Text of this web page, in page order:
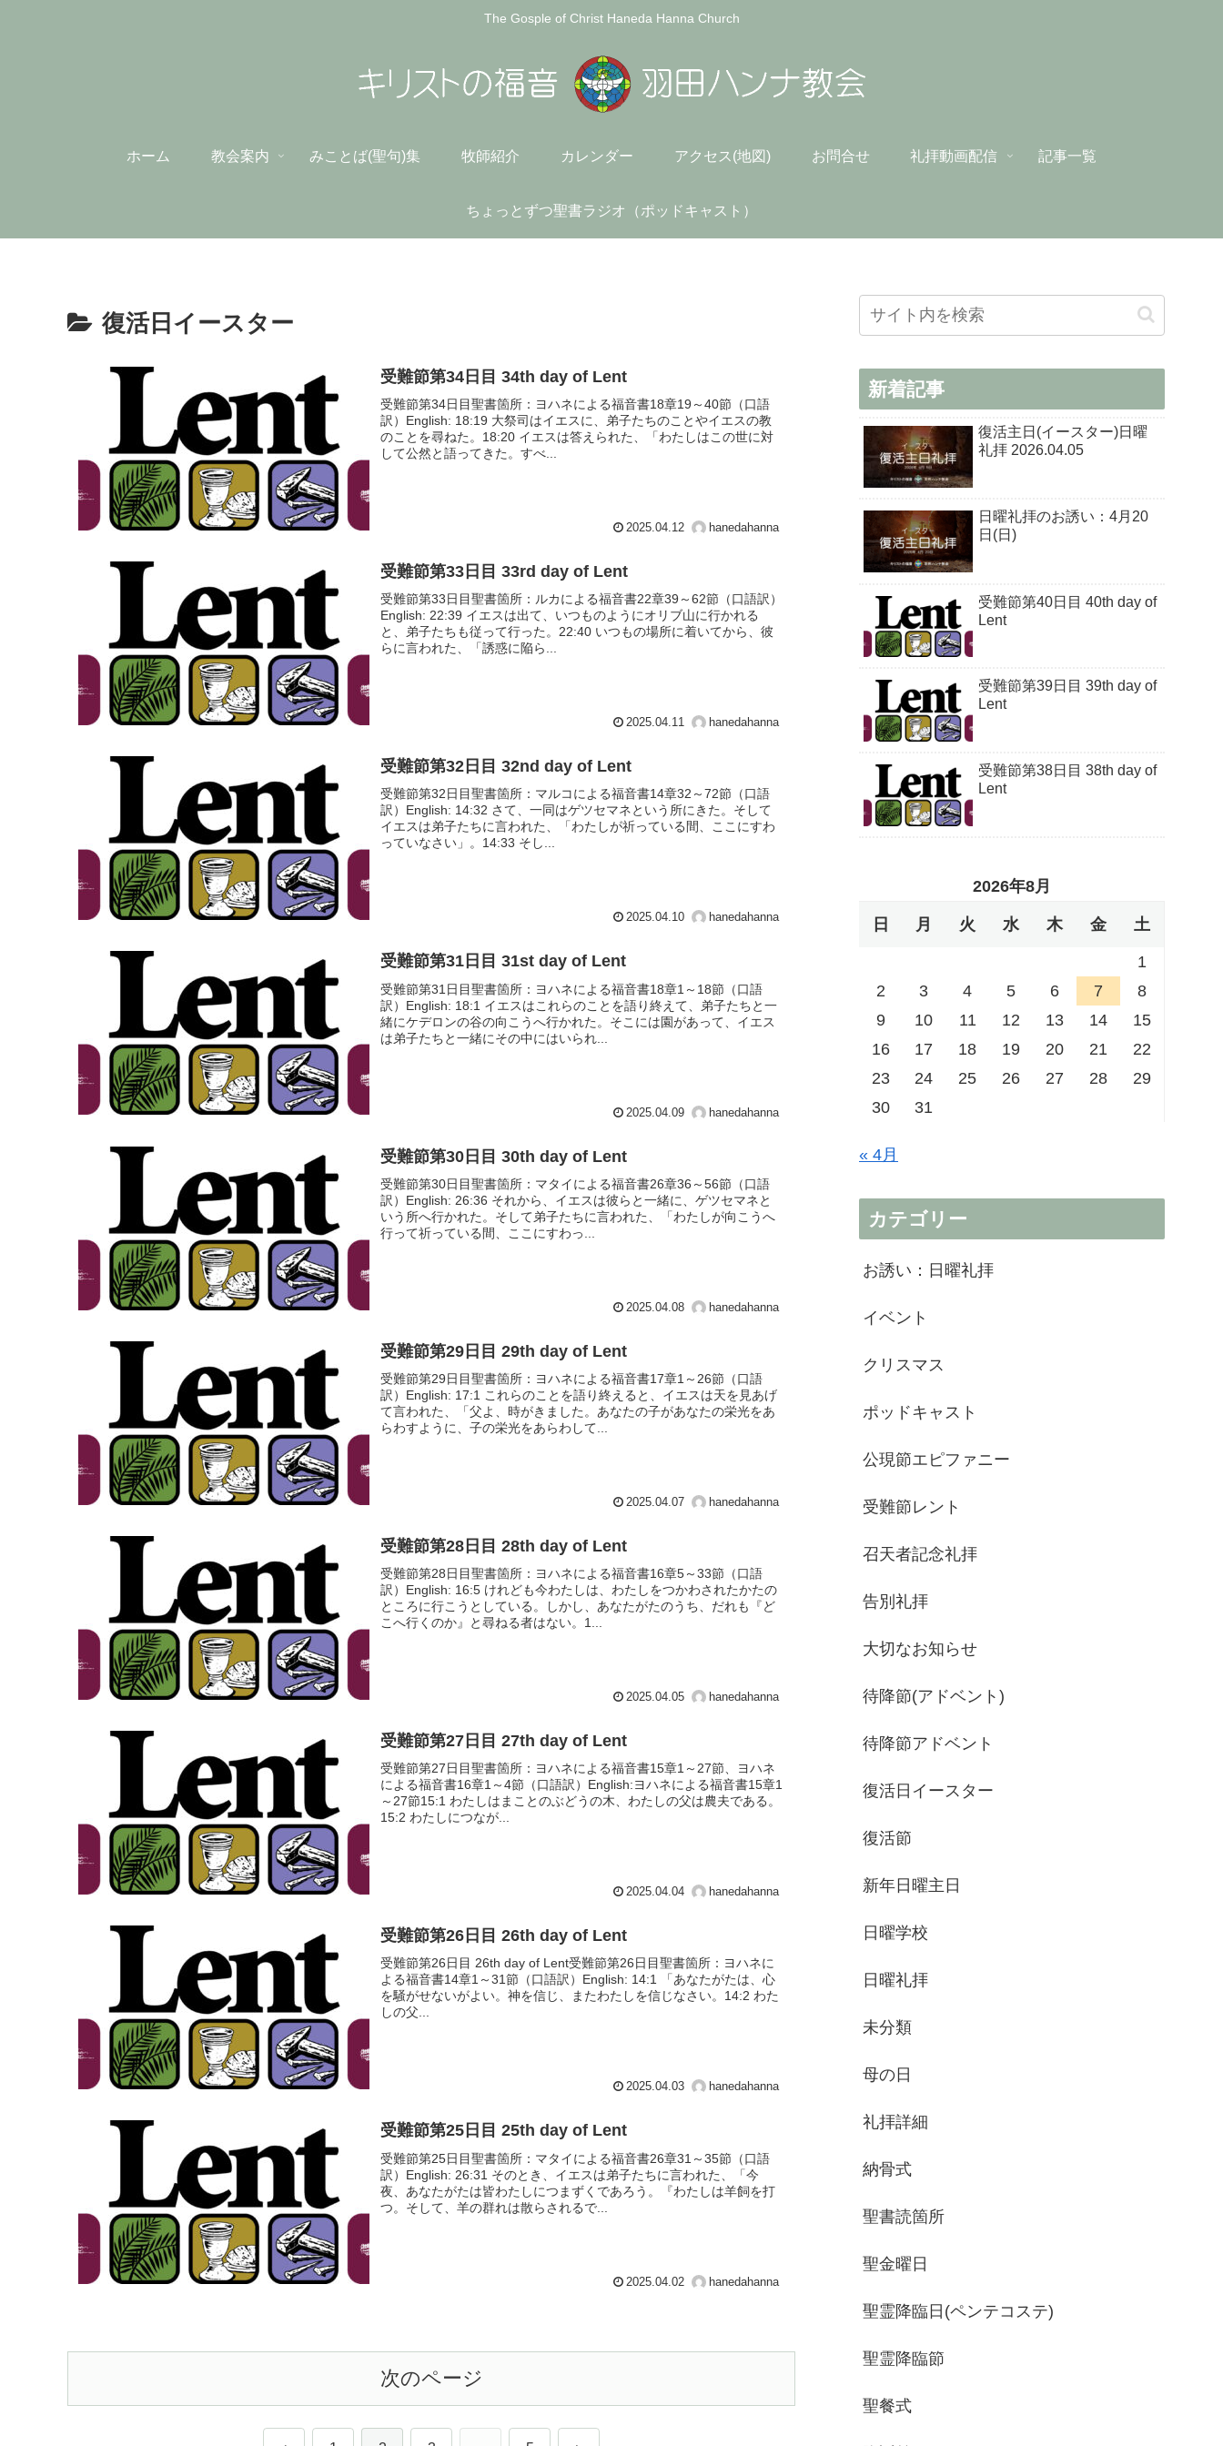
The Gosple of Christ Haneda Hanna Church
ホーム 教会案内 みことば(聖句)集 牧師紹介 カレンダー アクセス(地図) お問合せ 礼拝動画配信 記事一覧
ちょっとずつ聖書ラジオ（ポッドキャスト）
復活日イースター
受難節第34日目 34th day of Lent
受難節第34日目聖書箇所：ヨハネによる福音書18章19～40節（口語
訳）English: 18:19 大祭司はイエスに、弟子たちのことやイエスの教
のことを尋ねた。18:20 イエスは答えられた、「わたしはこの世に対
して公然と語ってきた。すべ...
2025.04.12 hanedahanna
受難節第33日目 33rd day of Lent
受難節第33日目聖書箇所：ルカによる福音書22章39～62節（口語訳）
English: 22:39 イエスは出て、いつものようにオリブ山に行かれる
と、弟子たちも従って行った。22:40 いつもの場所に着いてから、彼
らに言われた、「誘惑に陥ら...
2025.04.11 hanedahanna
受難節第32日目 32nd day of Lent
受難節第32日目聖書箇所：マルコによる福音書14章32～72節（口語
訳）English: 14:32 さて、一同はゲツセマネという所にきた。そして
イエスは弟子たちに言われた、「わたしが祈っている間、ここにすわ
っていなさい」。14:33 そし...
2025.04.10 hanedahanna
受難節第31日目 31st day of Lent
受難節第31日目聖書箇所：ヨハネによる福音書18章1～18節（口語
訳）English: 18:1 イエスはこれらのことを語り終えて、弟子たちと一
緒にケデロンの谷の向こうへ行かれた。そこには園があって、イエス
は弟子たちと一緒にその中にはいられ...
2025.04.09 hanedahanna
受難節第30日目 30th day of Lent
受難節第30日目聖書箇所：マタイによる福音書26章36～56節（口語
訳）English: 26:36 それから、イエスは彼らと一緒に、ゲツセマネと
いう所へ行かれた。そして弟子たちに言われた、「わたしが向こうへ
行って祈っている間、ここにすわっ...
2025.04.08 hanedahanna
受難節第29日目 29th day of Lent
受難節第29日目聖書箇所：ヨハネによる福音書17章1～26節（口語
訳）English: 17:1 これらのことを語り終えると、イエスは天を見あげ
て言われた、「父よ、時がきました。あなたの子があなたの栄光をあ
らわすように、子の栄光をあらわして...
2025.04.07 hanedahanna
受難節第28日目 28th day of Lent
受難節第28日目聖書箇所：ヨハネによる福音書16章5～33節（口語
訳）English: 16:5 けれども今わたしは、わたしをつかわされたかたの
ところに行こうとしている。しかし、あなたがたのうち、だれも『ど
こへ行くのか』と尋ねる者はない。1...
2025.04.05 hanedahanna
受難節第27日目 27th day of Lent
受難節第27日目聖書箇所：ヨハネによる福音書15章1～27節、ヨハネ
による福音書16章1～4節（口語訳）English:ヨハネによる福音書15章1
～27節15:1 わたしはまことのぶどうの木、わたしの父は農夫である。
15:2 わたしにつなが...
2025.04.04 hanedahanna
受難節第26日目 26th day of Lent
受難節第26日目 26th day of Lent受難節第26日目聖書箇所：ヨハネに
よる福音書14章1～31節（口語訳）English: 14:1 「あなたがたは、心
を騒がせないがよい。神を信じ、またわたしを信じなさい。14:2 わた
しの父...
2025.04.03 hanedahanna
受難節第25日目 25th day of Lent
受難節第25日目聖書箇所：マタイによる福音書26章31～35節（口語
訳）English: 26:31 そのとき、イエスは弟子たちに言われた、「今
夜、あなたがたは皆わたしにつまずくであろう。『わたしは羊飼を打
つ。そして、羊の群れは散らされるで...
2025.04.02 hanedahanna
次のページ
新着記事
復活主日(イースター)日曜
礼拝 2026.04.05
日曜礼拝のお誘い：4月20
日(日)
受難節第40日目 40th day of
Lent
受難節第39日目 39th day of
Lent
受難節第38日目 38th day of
Lent
2026年8月
日 月 火 水 木 金 土
1
2
3 4 5 6 7
8
9
10 11 12 13 14
15
16
17 18 19 20 21
22
23
24 25 26 27 28
29
30
31
« 4月
カテゴリー
お誘い：日曜礼拝
イベント
クリスマス
ポッドキャスト
公現節エピファニー
受難節レント
召天者記念礼拝
告別礼拝
大切なお知らせ
待降節(アドベント)
待降節アドベント
復活日イースター
復活節
新年日曜主日
日曜学校
日曜礼拝
未分類
母の日
礼拝詳細
納骨式
聖書読箇所
聖金曜日
聖霊降臨日(ペンテコステ)
聖霊降臨節
聖餐式